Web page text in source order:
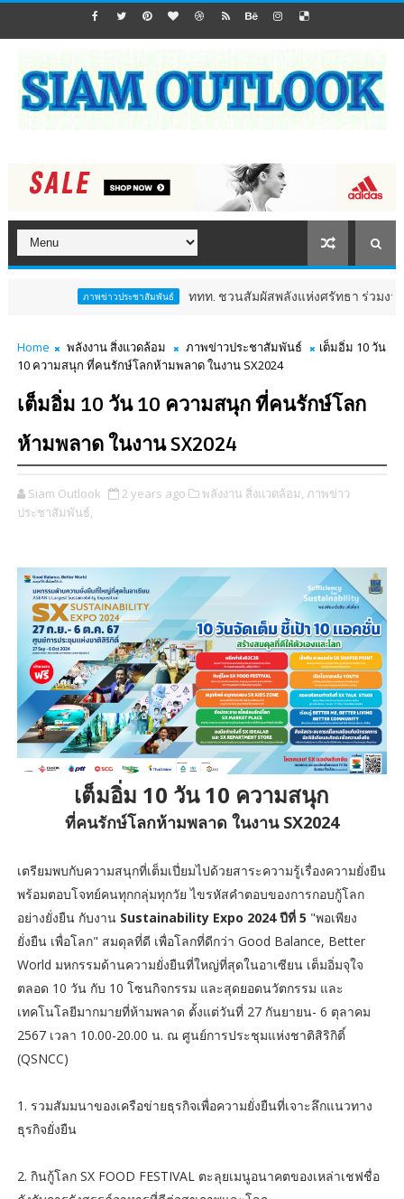
ภาพข่าวประชาสัมพันธ์ ททท. ชวนสัมผัสพลังแห่งศรัทธา ร่วมงาน "ห่มผ้า
Home พลังงาน สิ่งแวดล้อม ภาพข่าวประชาสัมพันธ์
เต็มอิ่ม 10 วัน
10 ความสนุก ที่คนรักษ์โลกห้ามพลาด ในงาน SX2024
เต็มอิ่ม 10 วัน 10 ความสนุก ที่คนรักษ์โลก
ห้ามพลาด ในงาน SX2024
Siam Outlook 2 years ago พลังงาน สิ่งแวดล้อม, ภาพข่าว
ประชาสัมพันธ์,
เต็มอิ่ม 10 วัน 10 ความสนุก
ที่คนรักษ์โลกห้ามพลาด ในงาน SX2024
เตรียมพบกับความสนุกที่เต็มเปี่ยมไปด้วยสาระความรู้เรื่องความยั่งยืน
พร้อมตอบโจทย์คนทุกกลุ่มทุกวัย ไขรหัสคำตอบของการกอบกู้โลก
อย่างยั่งยืน กับงาน Sustainability Expo 2024 ปีที่ 5 "พอเพียง
ยั่งยืน เพื่อโลก" สมดุลที่ดี เพื่อโลกที่ดีกว่า Good Balance, Better
World มหกรรมด้านความยั่งยืนที่ใหญ่ที่สุดในอาเซียน เต็มอิ่มจุใจ
ตลอด 10 วัน กับ 10 โซนกิจกรรม และสุดยอดนวัตกรรม และ
เทคโนโลยีมากมายที่ห้ามพลาด ตั้งแต่วันที่ 27 กันยายน- 6 ตุลาคม
2567 เวลา 10.00-20.00 น. ณ ศูนย์การประชุมแห่งชาติสิริกิติ์
(QSNCC)
1. รวมสัมมนาของเครือข่ายธุรกิจเพื่อความยั่งยืนที่เจาะลึกแนวทาง
ธุรกิจยั่งยืน
2. กินกู้โลก SX FOOD FESTIVAL ตะลุยเมนูอนาคตของเหล่าเชฟชื่อ